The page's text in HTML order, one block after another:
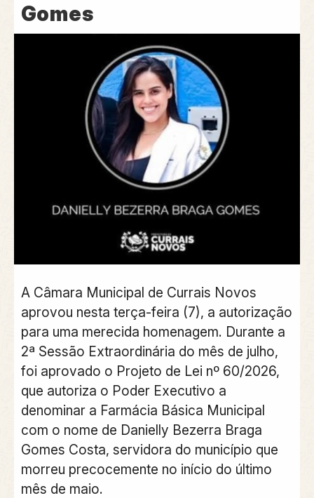
Gomes
A Câmara Municipal de Currais Novos
aprovou nesta terça-feira (7), a autorização
para uma merecida homenagem. Durante a
2ª Sessão Extraordinária do mês de julho,
foi aprovado o Projeto de Lei nº 60/2026,
que autoriza o Poder Executivo a
denominar a Farmácia Básica Municipal
com o nome de Danielly Bezerra Braga
Gomes Costa, servidora do município que
morreu precocemente no início do último
mês de maio.